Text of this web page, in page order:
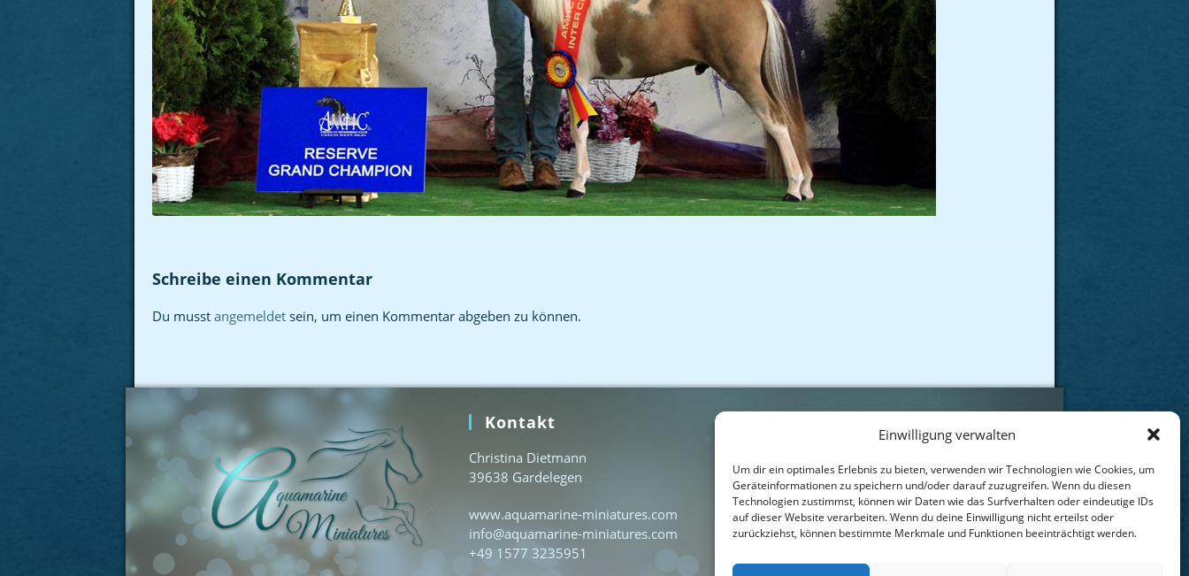
Einwilligung verwalten
Um dir ein optimales Erlebnis zu bieten, verwenden wir Technologien wie Cookies, um
Geräteinformationen zu speichern und/oder darauf zuzugreifen. Wenn du diesen
Technologien zustimmst, können wir Daten wie das Surfverhalten oder eindeutige IDs
auf dieser Website verarbeiten. Wenn du deine Einwilligung nicht erteilst oder
zurückziehst, können bestimmte Merkmale und Funktionen beeinträchtigt werden.
Schreibe einen Kommentar
Du musst angemeldet sein, um einen Kommentar abgeben zu können.
Kontakt
Christina Dietmann
39638 Gardelegen
www.aquamarine-miniatures.com
info@aquamarine-miniatures.com
+49 1577 3235951
Kontakt
Impressum
Datenschutzerklärung